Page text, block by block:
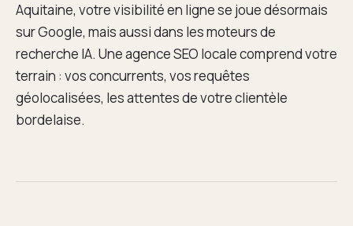
Aquitaine, votre visibilité en ligne se joue désormais
sur Google, mais aussi dans les moteurs de
recherche IA. Une agence SEO locale comprend votre
terrain : vos concurrents, vos requêtes
géolocalisées, les attentes de votre clientèle
bordelaise.